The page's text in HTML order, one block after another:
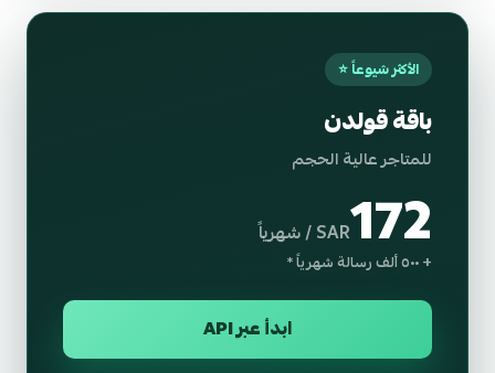
الأكثر شيوعاً ⭐
باقة قولدن
للمتاجر عالية الحجم
172SAR / شهرياً
+ ٥٠٠ ألف رسالة شهرياً *
ابدأ عبر API